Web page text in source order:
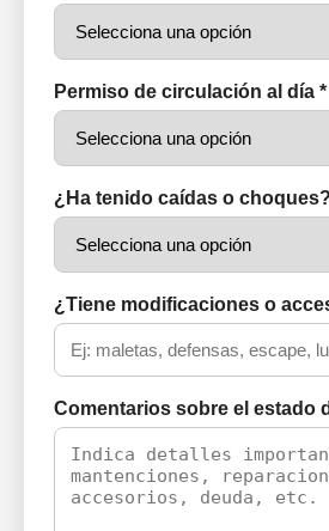
Permiso de circulación al día *
¿Ha tenido caídas o
¿Tiene modificaciones o
Comentarios sobre el estado